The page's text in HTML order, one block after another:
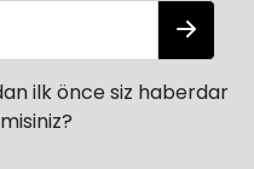
ilk önce siz haberdar